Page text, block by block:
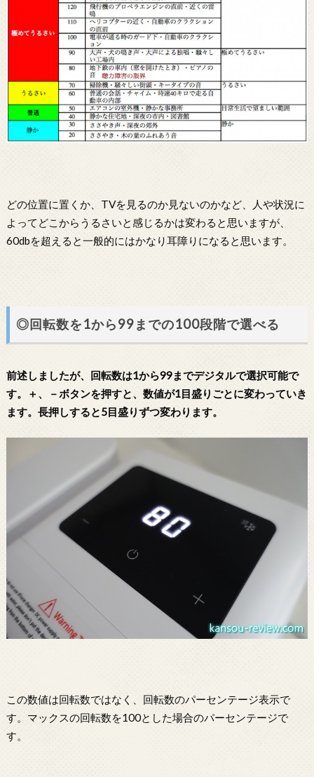
どの位置に置くか、TVを見るのか見ないのかなど、人や状況に
よってどこからうるさいと感じるかは変わると思いますが、
60dbを超えると一般的にはかなり耳障りになると思います。
◎回転数を1から99までの100段階で選べる
前述しましたが、回転数は1から99までデジタルで選択可能で
す。＋、－ボタンを押すと、数値が1目盛りごとに変わっていき
ます。長押しすると5目盛りずつ変わります。
この数値は回転数ではなく、回転数のパーセンテージ表示で
す。マックスの回転数を100とした場合のパーセンテージで
す。